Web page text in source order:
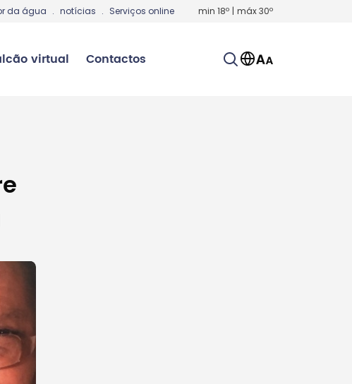
da água . notícias . Serviços online min 18º | máx30º
virtual Contactos